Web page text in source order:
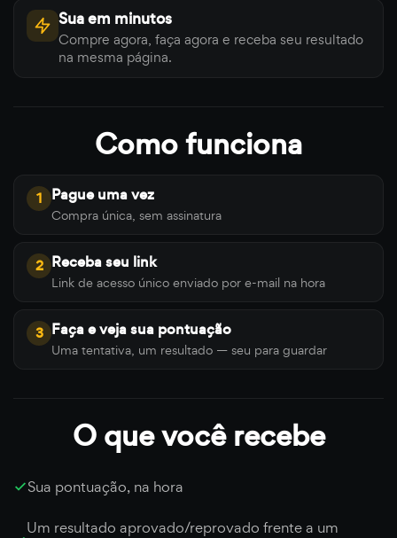
Sua em minutos
Compre agora, faça agora e receba seu resultado
na mesma página.
Como funciona
1 Pague uma vez
Compra única, sem assinatura
2 Receba seu link
Link de acesso único enviado por e-mail na hora
3 Faça e veja sua pontuação
Uma tentativa, um resultado — seu para guardar
O que você recebe
Sua pontuação, na hora
Um resultado aprovado/reprovado frente a um